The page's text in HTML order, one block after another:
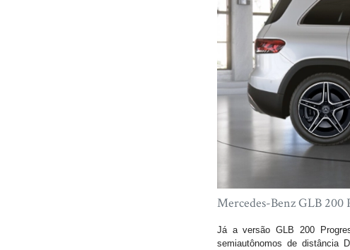
Mercedes-Benz GLB 200
Já a versão GLB 200
semiautônomos de distância